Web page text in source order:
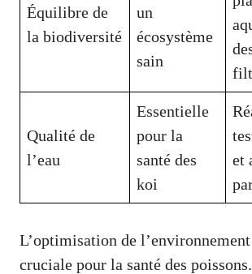
Équilibre de
la biodiversité
un
écosystème
sain
Qualité de
l’eau
Essentielle
pour la
santé des
koi
et
L’optimisation de
cruciale pour la santé des